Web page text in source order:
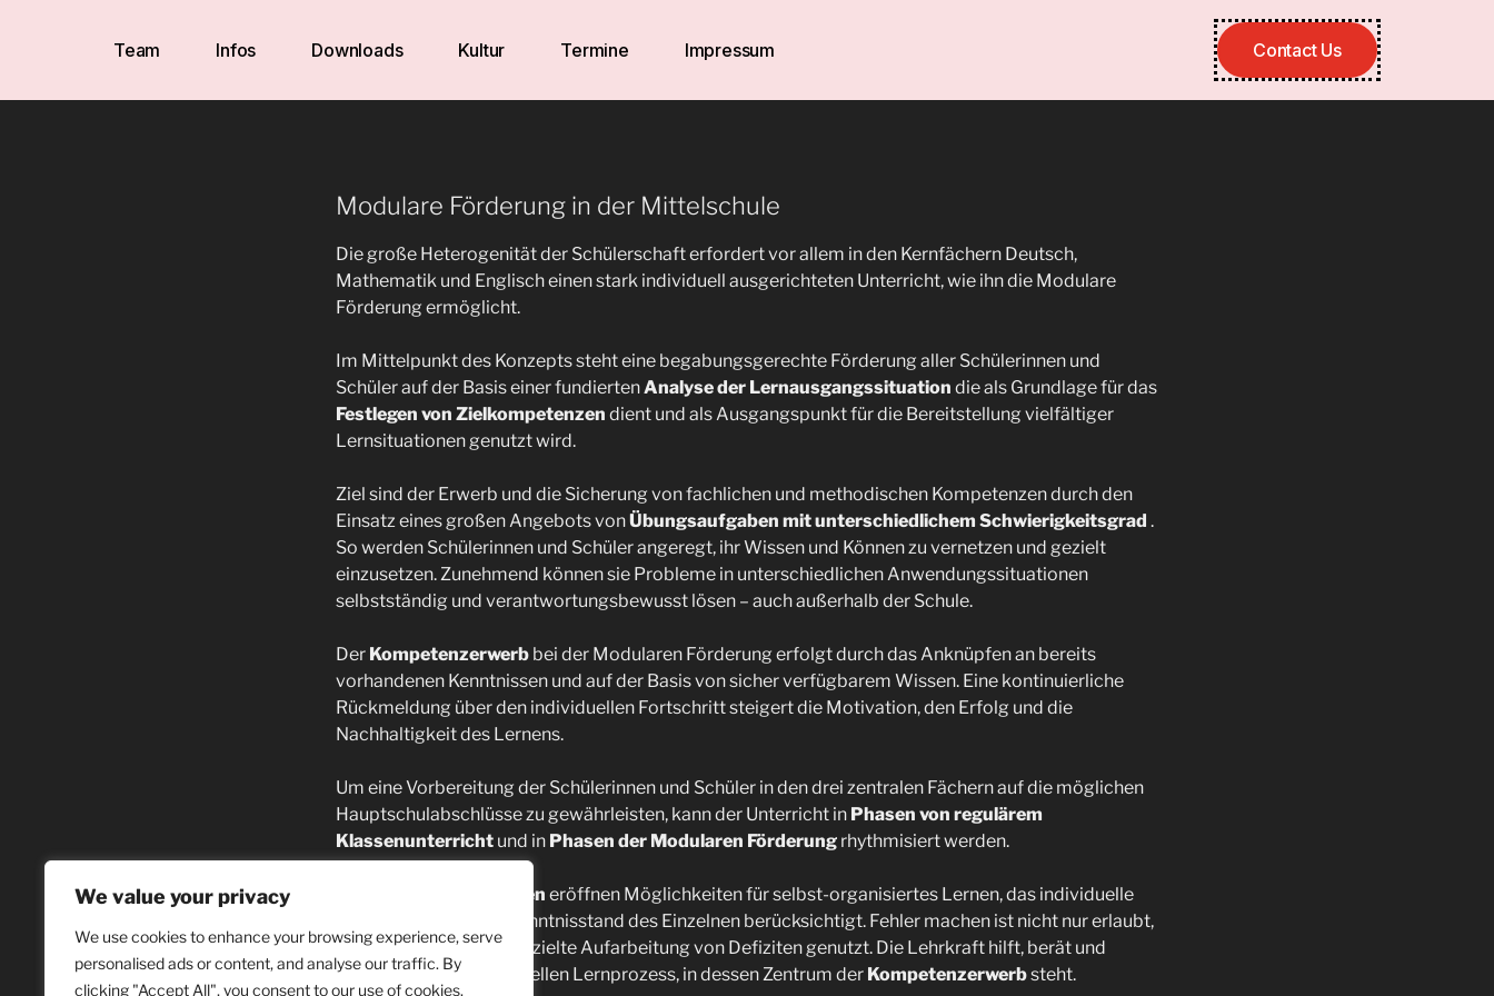
We value your privacy
We use cookies to enhance your browsing experience, serve
personalised ads or content, and analyse our traffic. By
clicking "Accept All", you consent to our use of cookies.
Team Infos Downloads Kultur Termine Impressum Contact Us
Modulare Förderung in der Mittelschule
Die große Heterogenität der Schülerschaft erfordert vor allem in den Kernfächern Deutsch,
Mathematik und Englisch einen stark individuell ausgerichteten Unterricht, wie ihn die Modulare
Förderung ermöglicht.
Im Mittelpunkt des Konzepts steht eine begabungsgerechte Förderung aller Schülerinnen und
Schüler auf der Basis einer fundiertenAnalyse der Lernausgangssituation die als Grundlage für das
Festlegen von Zielkompetenzen dient und als Ausgangspunkt für die Bereitstellung vielfältiger
Lernsituationen genutzt wird.
Ziel sind der Erwerb und die Sicherung von fachlichen und methodischen Kompetenzen durch den
Einsatz eines großen Angebots vonÜbungsaufgaben mit unterschiedlichem Schwierigkeitsgrad .
So werden Schülerinnen und Schüler angeregt, ihr Wissen und Können zu vernetzen und gezielt
einzusetzen. Zunehmend können sie Probleme in unterschiedlichen Anwendungssituationen
selbstständig und verantwortungsbewusst lösen – auch außerhalb der Schule.
Der Kompetenzerwerb bei der Modularen Förderung erfolgt durch das Anknüpfen an bereits
vorhandenen Kenntnissen und auf der Basis von sicher verfügbarem Wissen. Eine kontinuierliche
Rückmeldung über den individuellen Fortschritt steigert die Motivation, den Erfolg und die
Nachhaltigkeit des Lernens.
Um eine Vorbereitung der Schülerinnen und Schüler in den drei zentralen Fächern auf die möglichen
Hauptschulabschlüsse zu gewährleisten, kann der Unterricht in Phasen von regulärem
Klassenunterricht und in Phasen der Modularen Förderung rhythmisiert werden.
Modulphasen eröffnen Möglichkeiten für selbst-organisiertes Lernen, das individuelle
Bedürfnisse und den Kenntnisstand des Einzelnen berücksichtigt. Fehler machen ist nicht nur erlaubt,
sondern wird für eine gezielte Aufarbeitung von Defiziten genutzt. Die Lehrkraft hilft, berät und
unterstützt den individuellen Lernprozess, in dessen Zentrum der Kompetenzerwerbsteht.